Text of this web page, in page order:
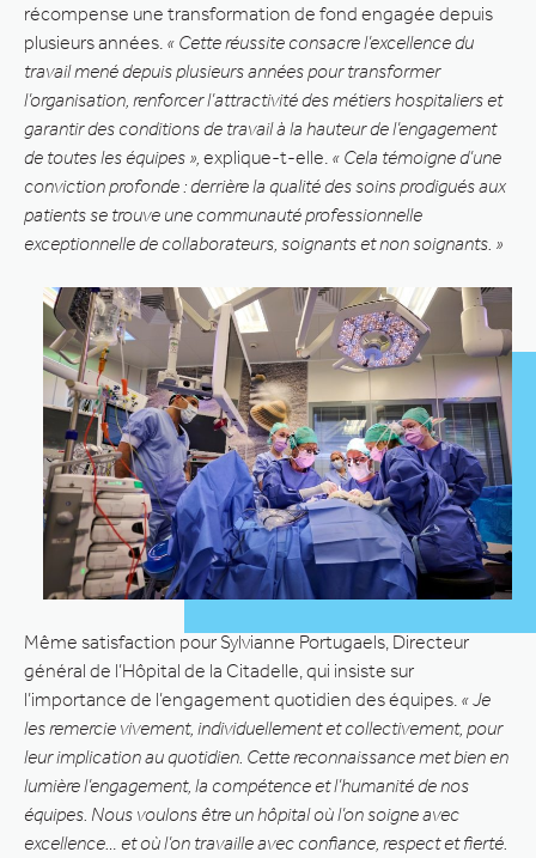
récompense une transformation de fond engagée depuis
plusieurs années. « Cette réussite consacre l’excellence du
travail mené depuis plusieurs années pour transformer
l’organisation, renforcer l’attractivité des métiers hospitaliers et
garantir des conditions de travail à la hauteur de l’engagement
de toutes les équipes », explique-t-elle. « Cela témoigne d’une
conviction profonde : derrière la qualité des soins prodigués aux
patients se trouve une communauté professionnelle
exceptionnelle de collaborateurs, soignants et non soignants. »
Même satisfaction pour Sylvianne Portugaels, Directeur
général de l’Hôpital de la Citadelle, qui insiste sur
l’importance de l’engagement quotidien des équipes. « Je
les remercie vivement, individuellement et collectivement, pour
leur implication au quotidien. Cette reconnaissance met bien en
lumière l’engagement, la compétence et l’humanité de nos
équipes. Nous voulons être un hôpital où l’on soigne avec
excellence… et où l’on travaille avec confiance, respect et fierté.